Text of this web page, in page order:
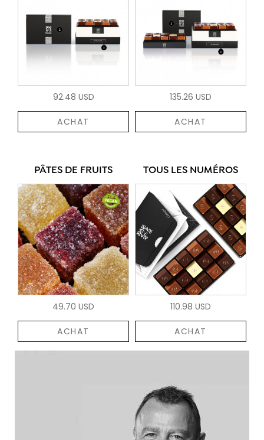
92.48 USD
ACHAT
135.26 USD
ACHAT
PÂTES DE FRUITS
49.70 USD
ACHAT
TOUS LES NUMÉROS
110.98 USD
ACHAT